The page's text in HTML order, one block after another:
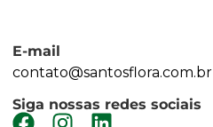
E-mail
contato@santosflora.com.br
Siga nossas redes sociais